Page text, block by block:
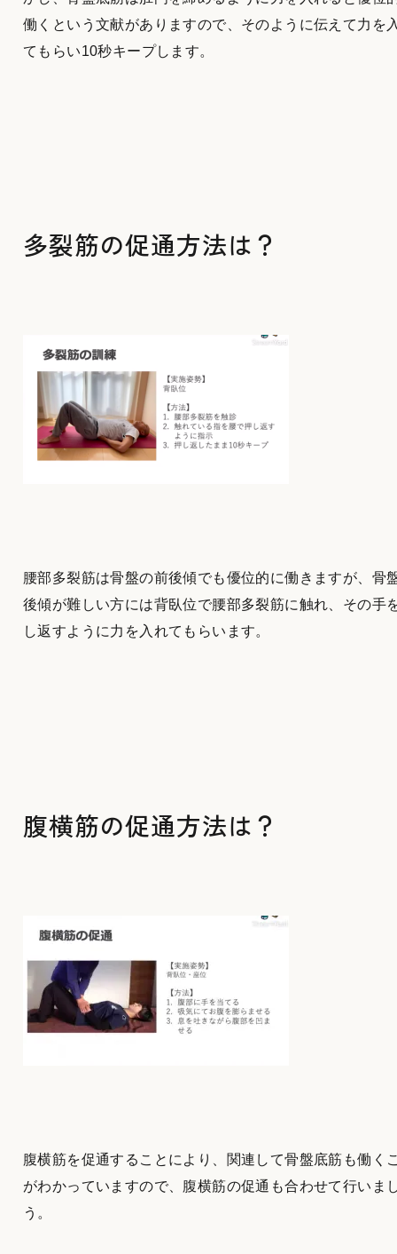
働くという文献がありますので、そのように伝えて力を
てもらい10秒キープします。
多裂筋の促通方法は？
腰部多裂筋は骨盤の前後傾でも優位的に働きますが、骨
後傾が難しい方には背臥位で腰部多裂筋に触れ、その手
し返すように力を入れてもらいます。
腹横筋の促通方法は？
腹横筋を促通することにより、関連して骨盤底筋も働く
がわかっていますので、腹横筋の促通も合わせて行いま
う。